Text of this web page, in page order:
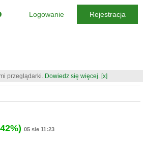
przeglądarki. Dowiedz się więcej. [x]
05 sie 11:23
Logowanie Rejestracja